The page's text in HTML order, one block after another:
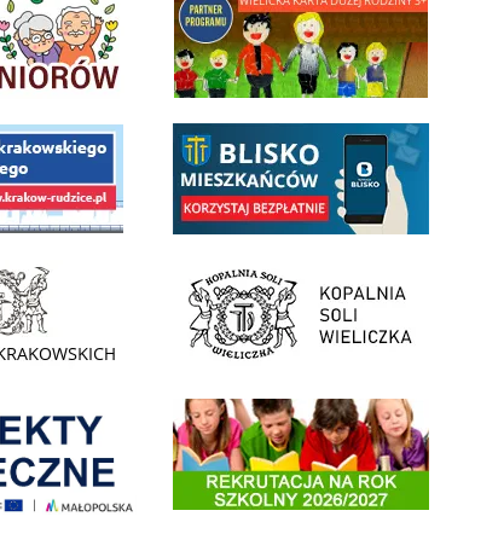
Społecznego
linii kolejowej Krakow Rudzicelink do opisu aplikacji - BLISKO, Gmina Wieliczka w
Żup Krakowskich Wieliczka link do strony Kopalni Soli Wieliczka
Informacja o terminach rekrutacji na rok szkolny 2026/